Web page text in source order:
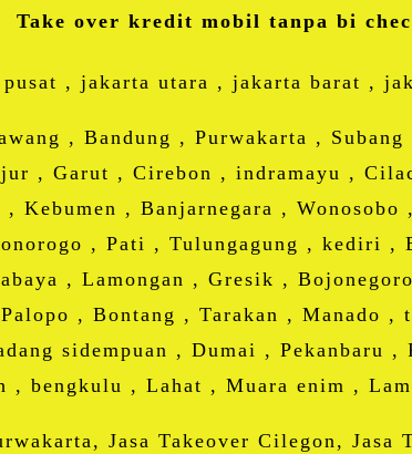
Take over kredit mobil tanpa bi
pusat , jakarta utara , jakarta barat ,
, Bandung , Purwakarta ,
, Garut , Cirebon , indramayu ,
Kebumen , Banjarnegara ,
, Pati , Tulungagung , kediri
, Lamongan , Gresik ,
, Bontang , Tarakan , Manado
sidempuan , Dumai ,
, bengkulu , Lahat , Muara enim ,
Jasa Takeover Cilegon,